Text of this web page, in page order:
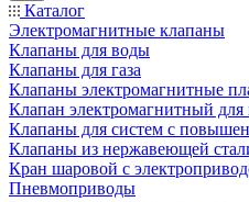
Каталог
Электромагнитные клапаны
Клапаны для воды
Клапаны для газа
Клапаны электромагнитные
Клапан электромагнитный для
Клапаны для систем с
Клапаны из нержавеющей
Кран шаровой с
Пневмоприводы